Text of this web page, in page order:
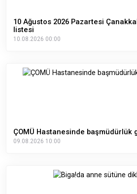
10 Ağustos 2026 Pazartesi
listesi
10.08.2026 00:00
ÇOMÜ Hastanesinde başmüdürlük
09.08.2026 10:00